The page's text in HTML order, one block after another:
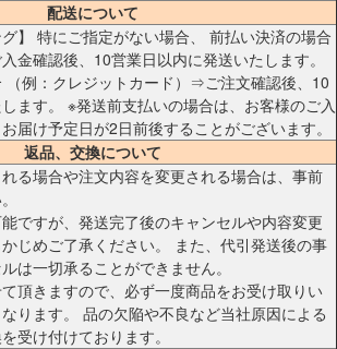
配送について
グ】 特にご指定がない場合、 前払い決済の場合
金確認後、10営業日以内に発送いたします。
（例：クレジットカード）⇒ご注文確認後、10
ます。 ※発送前支払いの場合は、お客様のご入
届け予定日が2日前後することがございます。
返品、交換について
る場合や注文内容を変更される場合は、事前
ですが、発送完了後のキャンセルや内容変更
じめご了承ください。 また、代引発送後の事
は一切承ることができません。
頂きますので、必ず一度商品をお受け取りい
ります。 品の欠陥や不良など当社原因による
受け付けております。